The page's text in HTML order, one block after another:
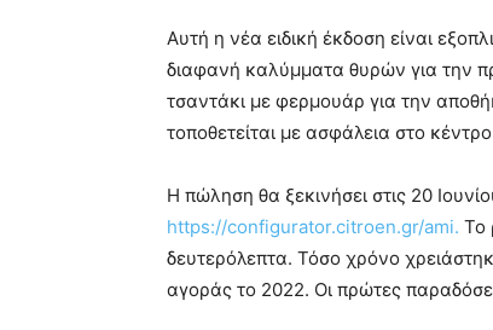
Αυτή η νέα ειδική έκδοση είναι
διαφανή καλύμματα θυρών για την
τσαντάκι με φερμουάρ για την
τοποθετείται με ασφάλεια στο
Η πώληση θα ξεκινήσει στις 20
https://configurator.citroen.gr/ami. Το
δευτερόλεπτα. Τόσο χρόνο
αγοράς το 2022. Οι πρώτες